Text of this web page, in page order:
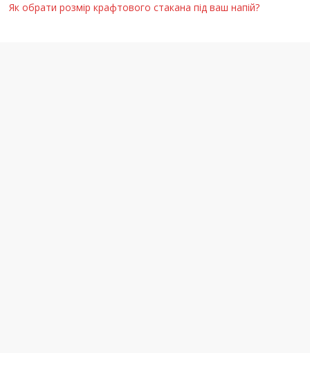
Як обрати розмір крафтового стакана під ваш напій?